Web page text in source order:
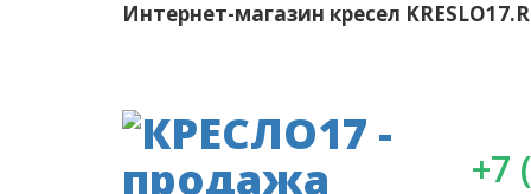
Интернет-магазин кресел
+7